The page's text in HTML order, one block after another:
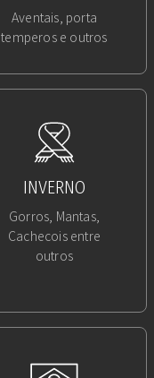
Aventais, porta
temperos e outros
INVERNO
Gorros, Mantas,
Cachecois entre
outros